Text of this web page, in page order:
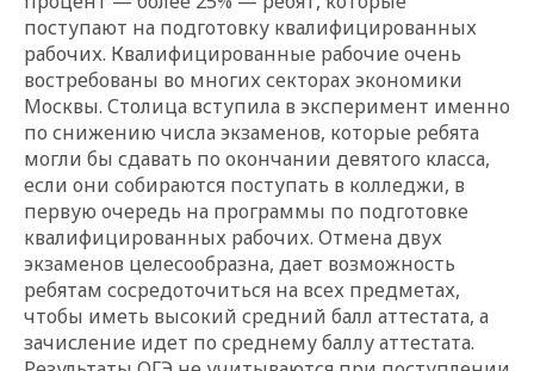
поступают на подготовку квалифицированных
рабочих. Квалифицированные рабочие очень
востребованы во многих секторах экономики
Москвы. Столица вступила в эксперимент именно
по снижению числа экзаменов, которые ребята
могли бы сдавать по окончании девятого класса,
если они собираются поступать в колледжи, в
первую очередь на программы по подготовке
квалифицированных рабочих. Отмена двух
экзаменов целесообразна, дает возможность
ребятам сосредоточиться на всех предметах,
чтобы иметь высокий средний балл аттестата, а
зачисление идет по среднему баллу аттестата.